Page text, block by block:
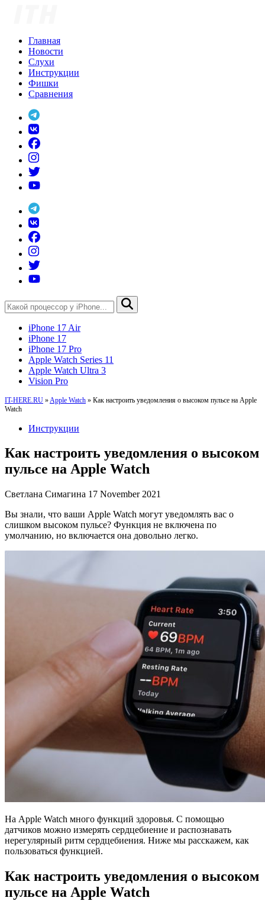
Главная
Новости
Слухи
Инструкции
Фишки
Сравнения
iPhone 17 Air
iPhone 17
iPhone 17 Pro
Apple Watch Series 11
Apple Watch Ultra 3
Vision Pro
IT-HERE.RU » Apple Watch » Как настроить уведомления о высоком пульсе на Apple
Watch
Инструкции
Как настроить уведомления о высоком
пульсе на Apple Watch
Светлана Симагина 17 November 2021
Вы знали, что ваши Apple Watch могут уведомлять вас о
слишком высоком пульсе? Функция не включена по
умолчанию, но включается она довольно легко.
На Apple Watch много функций здоровья. С помощью
датчиков можно измерять сердцебиение и распознавать
нерегулярный ритм сердцебиения. Ниже мы расскажем, как
пользоваться функцией.
Как настроить уведомления о высоком
пульсе на Apple Watch